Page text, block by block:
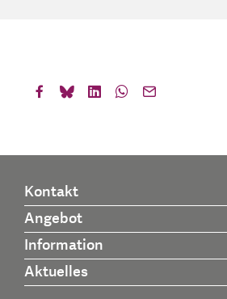
Kontakt
Angebot
Information
Aktuelles